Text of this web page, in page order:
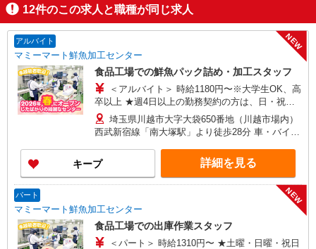
12件のこの求人と職種が同じ求人
アルバイト
マミーマート鮮魚加工センター
NEW
食品工場での鮮魚パック詰め・加工スタッフ
＜アルバイト＞ 時給1180円〜※大学生OK、高
卒以上 ★週4日以上の勤務契約の方は、日・祝日
は時給100円UP！
埼玉県川越市大字大袋650番地（川越市場内）
西武新宿線「南大塚駅」より徒歩28分 車・バイ
キープ 詳細を見る
パート
マミーマート鮮魚加工センター
NEW
食品工場での出庫作業スタッフ
＜パート＞ 時給1310円〜 ★土曜・日曜・祝日